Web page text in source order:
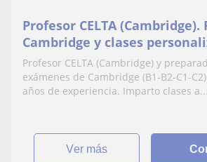
Profesor CELTA
Cambridge y clases
Profesor CELTA (Cambridge) y
exámenes de Cambridge (B1-B2-C1-
años de experiencia. Imparto clases a...
ver más